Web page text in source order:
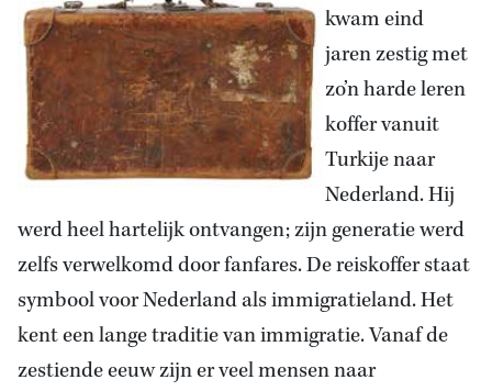
kwam eind
jaren zestig met
zo’n harde leren
koffer vanuit
Turkije naar
Nederland. Hij
werd heel hartelijk ontvangen; zijn generatie werd
zelfs verwelkomd door fanfares. De reiskoffer staat
symbool voor Nederland als immigratieland. Het
kent een lange traditie van immigratie. Vanaf de
zestiende eeuw zijn er veel mensen naar